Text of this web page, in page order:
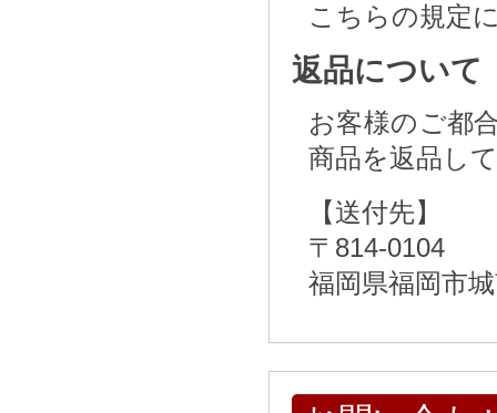
こちらの規定
返品について
お客様のご都
商品を返品し
【送付先】
〒814-0104
福岡県福岡市